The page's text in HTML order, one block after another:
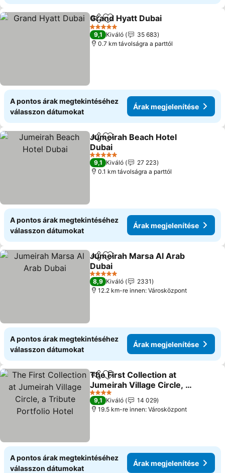
Megosztás
Hozzáadás a kedvencekhez
Grand Hyatt Dubai
5 Kategória
9,1 Kiváló
35 683
0.7 km távolságra a parttól
A pontos árak megtekintéséhez
válasszon dátumokat
Árak megjelenítése
MegosztásHozzáadás a kedvencekhez
Jumeirah Beach Hotel
Dubai
Árak megjelenítése
5 Kategória
9,1 Kiváló
27 223
0.1 km távolságra a parttól
A pontos árak megtekintéséhez
válasszon dátumokat
Árak megjelenítése
MegosztásHozzáadás a kedvencekhez
Jumeirah Marsa Al Arab
Dubai
Árak megjelenítése
5 Kategória
8,9 Kiváló
2331
12.2 km-re innen: Városközpont
A pontos árak megtekintéséhez
válasszon dátumokat
Árak megjelenítése
Megosztás
Hozzáadás a kedvencekhez
The First Collection at
Jumeirah Village Circle, a
Tribute Portfolio Hotel
Árak megjelenítése
4 Kategória
9,1 Kiváló
14 029
19.5 km-re innen: Városközpont
A pontos árak megtekintéséhez
válasszon dátumokat
Árak megjelenítése